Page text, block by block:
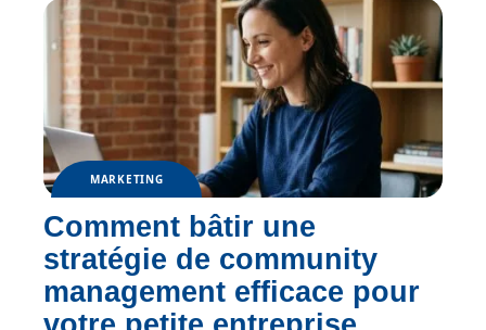
MARKETING
Comment bâtir une
stratégie de community
management efficace pour